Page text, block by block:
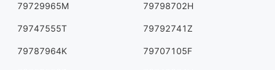
79729965M 79798702H
79747555T 79792741Z
79787964K 79707105F